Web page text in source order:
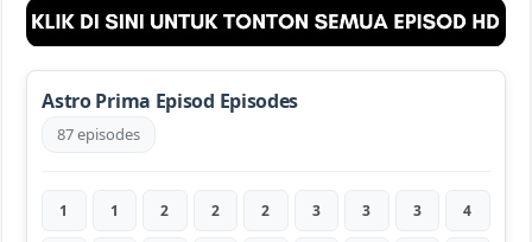
Astro Prima Episod Episodes
87 episodes
1 1 2 2 2 3 3 3 4